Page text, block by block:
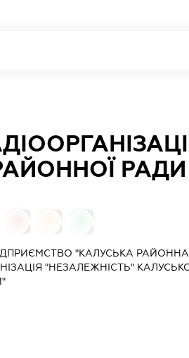
РАДИ
"КАЛУСЬКА РАЙОННА
"НЕЗАЛЕЖНІСТЬ"